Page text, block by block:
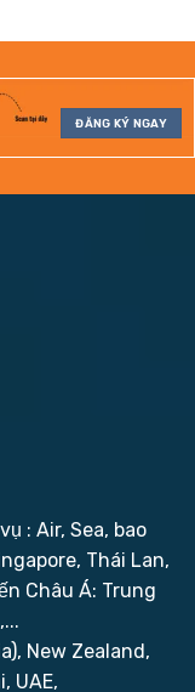
ĐĂNG KÝ NGAY
: Air, Sea, bao
Thái Lan,
Châu Á: Trung
New Zealand,
UAE,